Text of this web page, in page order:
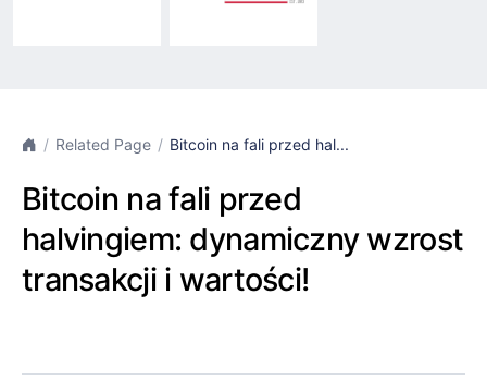
Related Page Bitcoin na fali przed hal...
Bitcoin na fali przed
halvingiem: dynamiczny wzrost
transakcji i wartości!